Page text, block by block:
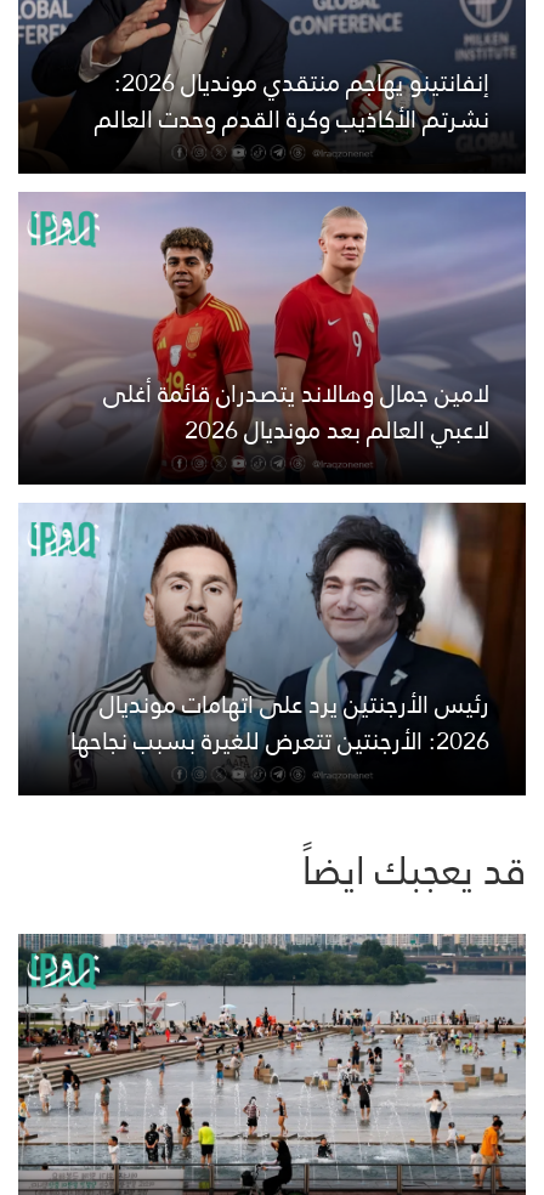
إنفانتينو يهاجم منتقدي مونديال 2026:
نشرتم الأكاذيب وكرة القدم وحدت العالم
لامين جمال وهالاند يتصدران قائمة أغلى
لاعبي العالم بعد مونديال 2026
رئيس الأرجنتين يرد على اتهامات مونديال
2026: الأرجنتين تتعرض للغيرة بسبب نجاحها
قد يعجبك ايضاً